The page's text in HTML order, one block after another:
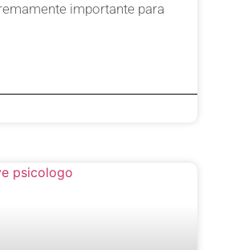
importante para